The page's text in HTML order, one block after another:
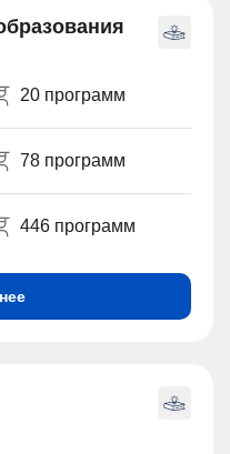
20 программ
78 программ
446 программ